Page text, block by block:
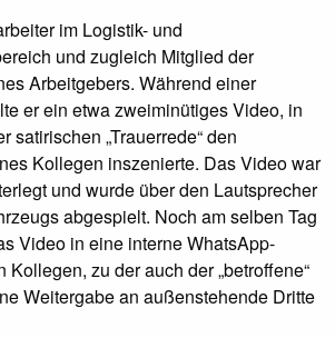
im Logistik- und
und zugleich Mitglied der
Arbeitgebers. Während einer
er ein etwa zweiminütiges Video, in
satirischen „Trauerrede“ den
Kollegen inszenierte. Das Video war
und wurde über den Lautsprecher
abgespielt. Noch am selben Tag
Video in eine interne WhatsApp-
Kollegen, zu der auch der „betroffene“
Weitergabe an außenstehende Dritte